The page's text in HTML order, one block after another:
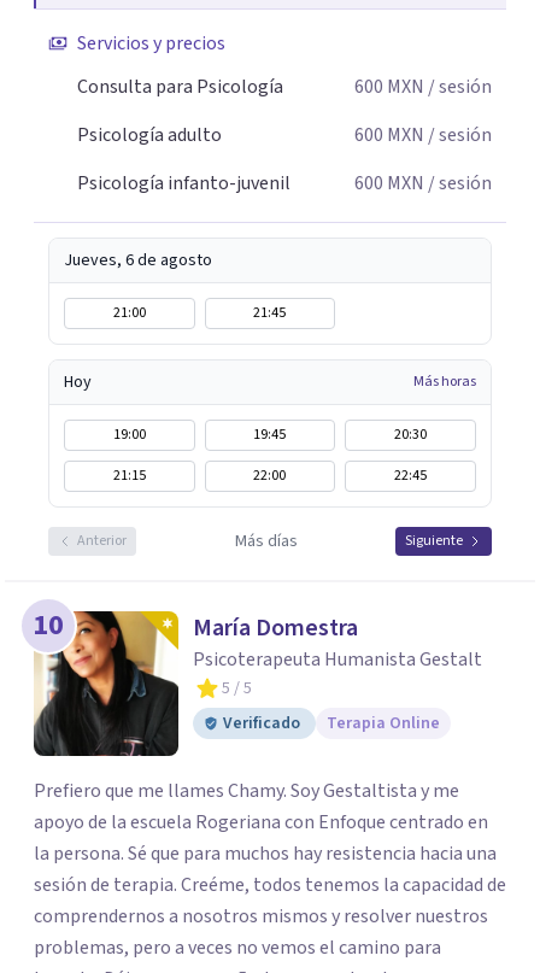
Servicios y precios
Consulta para Psicología
600 MXN / sesión
Psicología adulto
600 MXN / sesión
Psicología infanto-juvenil
600 MXN / sesión
Jueves, 6 de agosto
21:00 21:45
Hoy Más horas
19:00 19:45
20:30
21:15
22:00 22:45
Anterior Más días Siguiente
10 María Domestra
Psicoterapeuta Humanista Gestalt
5 / 5
Verificado
Terapia Online
Prefiero que me llames Chamy. Soy Gestaltista y me
apoyo de la escuela Rogeriana con Enfoque centrado en
la persona. Sé que para muchos hay resistencia hacia una
sesión de terapia. Creéme, todos tenemos la capacidad de
comprendernos a nosotros mismos y resolver nuestros
problemas, pero a veces no vemos el camino para